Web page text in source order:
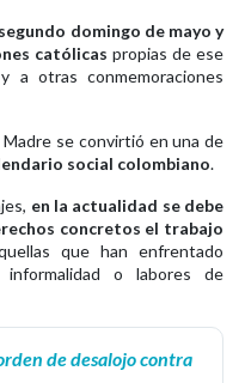
domingo de mayo y
católicas propias de ese
a otras conmemoraciones
se convirtió en una de
social colombiano.
en la actualidad se debe
concretos el trabajo
que han enfrentado
informalidad o labores de
de desalojo contra